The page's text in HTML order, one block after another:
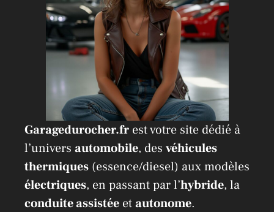
Garagedurocher.fr est votre site dédié à
l’univers automobile, des véhicules
thermiques (essence/diesel) aux modèles
électriques, en passant par l’hybride, la
conduite assistée etautonome.